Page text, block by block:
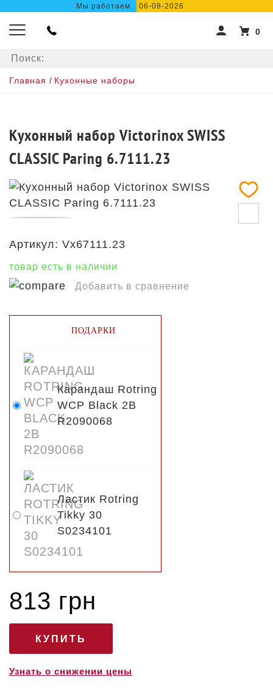
Мы работаем 06-08-2026
0
Главная / Кухонные наборы
Кухонный набор Victorinox SWISS
CLASSIC Paring 6.7111.23
Артикул: Vx67111.23
товар есть в наличии
Добавить в сравнение
ПОДАРКИ
Карандаш Rotring
WCP Black 2B
R2090068
Ластик Rotring
Tikky 30
S0234101
813 грн
Узнать о снижении цены